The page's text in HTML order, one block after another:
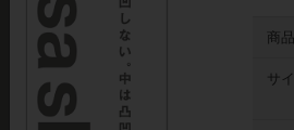
商
サ